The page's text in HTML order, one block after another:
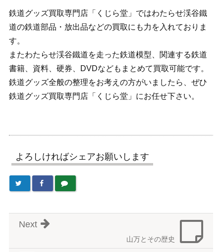
鉄道グッズ買取専門店「くじら堂」ではわたらせ渓谷鐵
道の鉄道部品・放出品などの買取にも力を入れておりま
す。
またわたらせ渓谷鐵道を走った鉄道模型、関連する鉄道
書籍、資料、硬券、DVDなどもまとめて買取可能です。
鉄道グッズ全般の整理をお考えの方がいましたら、ぜひ
鉄道グッズ買取専門店「くじら堂」にお任せ下さい。
よろしければシェアお願いします
山万とその歴史
Next